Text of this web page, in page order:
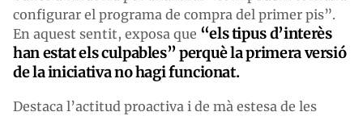
configurar el programa de compra del primer pis”.
En aquest sentit, exposa que “els tipus d’interès
han estat els culpables” perquè la primera versió
de la iniciativa no hagi funcionat.
Destaca l’actitud proactiva i de mà estesa de les